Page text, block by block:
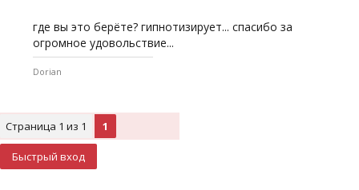
где вы это берёте? гипнотизирует... спасибо за
огромное удовольствие...
Dorian
Страница 1 из 1 1